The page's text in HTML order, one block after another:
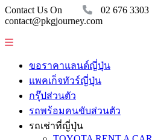
Contact Us On
02 676 3303
contact@pkgjourney.com
ขอราคาแลนด์ญี่ปุ่น
แพคเก็จทัวร์ญี่ปุ่น
กรุ๊ปส่วนตัว
รถพร้อมคนขับส่วนตัว
รถเช่าที่ญี่ปุ่น